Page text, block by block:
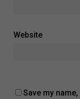
Website
Save my